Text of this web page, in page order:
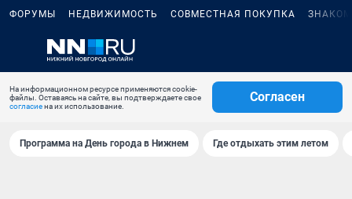
ФОРУМЫ НЕДВИЖИМОСТЬ СОВМЕСТНАЯ ПОКУПКА
На информационном ресурсе применяются cookie-
файлы. Оставаясь на сайте, вы подтверждаете свое
согласиена их использование.
Согласен
Программа на День города в Нижнем Где отдыхать этим летом